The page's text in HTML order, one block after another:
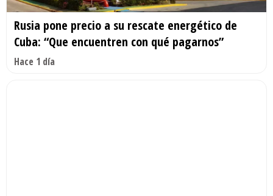
Rusia pone precio a su rescate energético de
Cuba: “Que encuentren con qué pagarnos”
Hace 1 día